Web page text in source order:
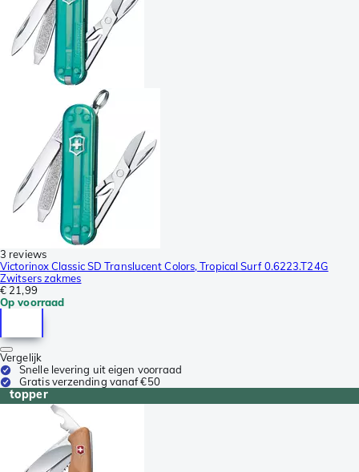
3 reviews
Victorinox Classic SD Translucent Colors, Tropical Surf 0.6223.T24G
Zwitsers zakmes
€ 21,99
Op voorraad
Vergelijk
Snelle levering uit eigen voorraad
Gratis verzending vanaf €50
topper